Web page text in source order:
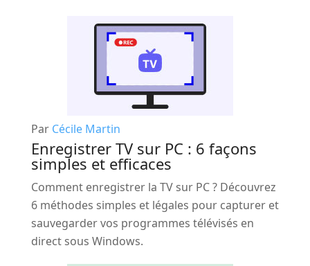
Par Cécile Martin
Enregistrer TV sur PC : 6 façons
simples et efficaces
Comment enregistrer la TV sur PC ? Découvrez
6 méthodes simples et légales pour capturer et
sauvegarder vos programmes télévisés en
direct sous Windows.